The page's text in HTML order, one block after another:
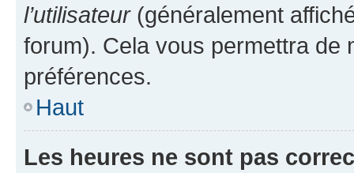
l’utilisateur(généralement
forum). Cela vous permettra de
préférences.
Haut
Les heures ne sont pas